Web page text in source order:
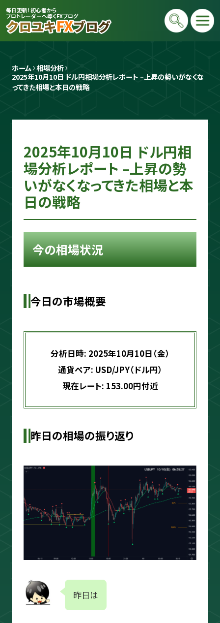
毎日更新！初心者から
プロトレーダーへ導くFXブログ
クロユキ
2020年にFXを開始し億トレ達成📈 現在
は毎日LIVEで初心者向けに「勝てる考え
方」と手法を解説。商材は一切販売せず、Y
手伝いをします📺
相場分析
インジケーター
トレード資料
ホーム 相場分析
2025年10月10日 ドル円相場分析レポート –上昇の勢いがなくな
ってきた相場と本日の戦略
2025年10月10日 ドル円相
場分析レポート –上昇の勢
いがなくなってきた相場と本
日の戦略
今の相場状況
今日の市場概要
分析日時: 2025年10月10日（金）
通貨ペア: USD/JPY（ドル円）
現在レート: 153.00円付近
昨日の相場の振り返り
昨日は